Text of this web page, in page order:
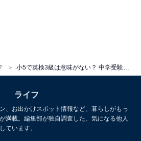
ライフ
、お出かけスポット情報など、暮らしがもっ
満載。編集部が独自調査した、気になる他人
ています。